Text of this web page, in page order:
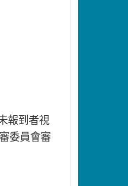
報到者視
委員會審